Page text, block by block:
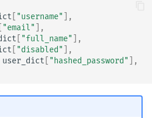
"username"
],
"email"
],
"full_name"
],
"disabled"
],
user_dict "hashed_password"
],